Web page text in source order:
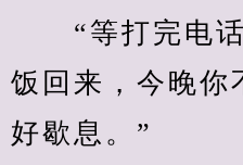
“等打完电话
饭回来，今晚你
好歇息。”